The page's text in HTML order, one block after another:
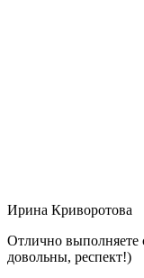
Ирина Криворотова
Отлично выполняете
довольны, респект!)